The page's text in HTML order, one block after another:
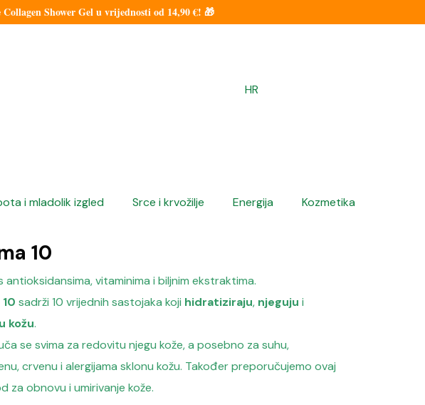
Shower Gel u vrijednosti od 14,90 €! 🎁
HR
i mladolik izgled Srce i krvožilje Energija Kozmetika
10
antioksidansima, vitaminima i biljnim ekstraktima.
sadrži 10 vrijednih sastojaka koji hidratiziraju, njeguju i
kožu.
se svima za redovitu njegu kože, a posebno za suhu,
crvenu i alergijama sklonu kožu. Također preporučujemo ovaj
za obnovu i umirivanje kože.